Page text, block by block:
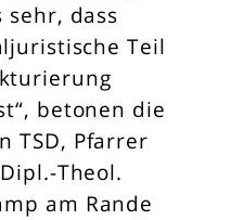
sehr, dass
Teil
betonen die
TSD, Pfarrer
Theol.
am Rande